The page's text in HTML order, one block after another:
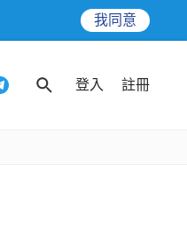
我同意
登入 註冊